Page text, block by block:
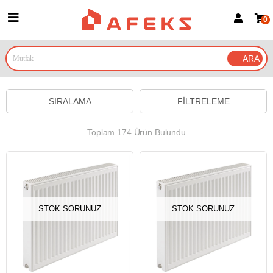
Google İle Bağlan
0
FILTRELEME
SIRALAMA
Toplam 174 Ürün Bulundu
STOK SORUNUZ STOK SORUNUZ